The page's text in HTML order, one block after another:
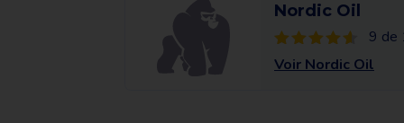
Nordic Oil
9 de
Voir Nordic Oil